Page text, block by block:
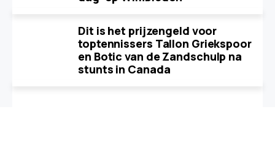
Dit is het prijzengeld voor
toptennissers Tallon Griekspoor
en Botic van de Zandschulp na
stunts in Canada